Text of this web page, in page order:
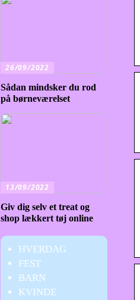
26/09/2022
Sådan mindsker du rod
på børneværelset
13/09/2022
Giv dig selv et treat og
shop lækkert tøj online
HVERDAG
FEST
BARN
KVINDE